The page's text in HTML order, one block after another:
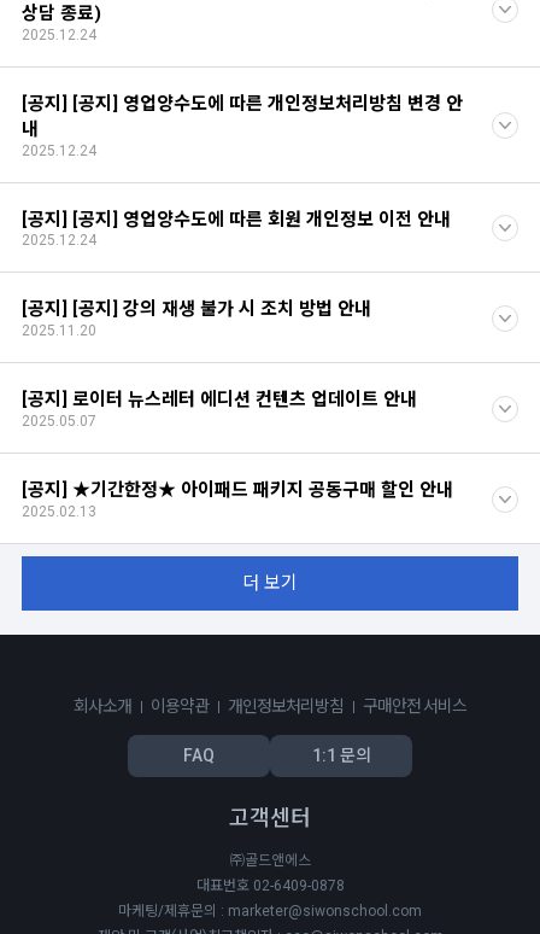
상담 종료)
2025.12.24
[공지] [공지] 영업양수도에 따른 개인정보처리방침 변경 안
내
2025.12.24
[공지] [공지] 영업양수도에 따른 회원 개인정보 이전 안내
2025.12.24
[공지] [공지] 강의 재생 불가 시 조치 방법 안내
2025.11.20
[공지] 로이터 뉴스레터 에디션 컨텐츠 업데이트 안내
2025.05.07
[공지] ★기간한정★ 아이패드 패키지 공동구매 할인 안내
2025.02.13
더 보기
회사소개 이용약관 개인정보처리방침 구매안전 서비스
FAQ 1:1 문의
고객센터
㈜골드앤에스
대표번호 02-6409-0878
마케팅/제휴문의 : marketer@siwonschool.com